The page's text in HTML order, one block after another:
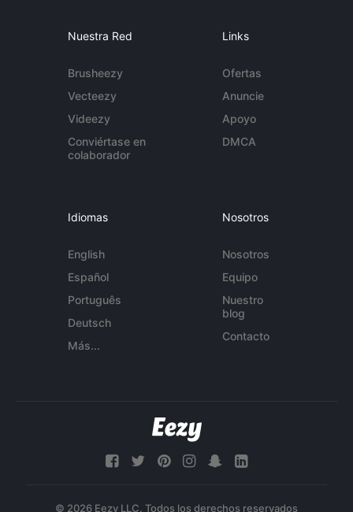
Nuestra Red
Brusheezy
Vecteezy
Videezy
Conviértase en
colaborador
Links
Ofertas
Anuncie
Apoyo
DMCA
Idiomas
English
Español
Português
Deutsch
Más...
Nosotros
Nosotros
Equipo
Nuestro
blog
Contacto
© 2026 Eezy LLC. Todos los derechos reservados